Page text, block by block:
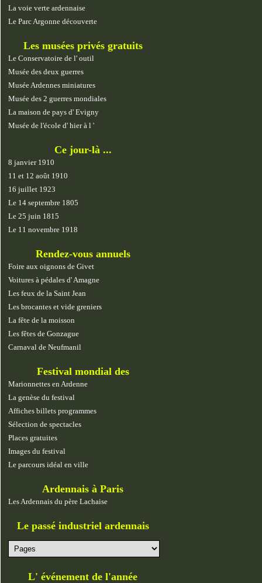
La voie verte ardennaise
Le Parc Argonne découverte
Les musées privés gratuits
Le Conservatoire de l' outil
Musée des deux guerres
Musée Ardennes miniatures
Musée des 2 guerres mondiales
La maison de pays d' Evigny
Musée de l'école d' hier à l '
Ce jour-là ...
8 janvier 1910
11 et 12 août 1910
16 juillet 1923
Le 14 septembre 1805
Le 25 juin 1815
Le 11 novembre 1918
Rendez-vous annuels
Foire aux oignons de Givet
Voitures à pédales d' Amagne
Les feux de la Saint Jean
Les brocantes et vide greniers
La fête de la moisson
Les fêtes de Gonzague
Carnaval de Neufmanil
Festival mondial des
marionnettes
Marionnettes en Ardenne
La genèse du festival
Affiches billets programmes
Sélection de spectacles
Places gratuites
Images du festival
Le parcours idéal en ville
Ardennais à Paris
Les Ardennais du père Lachaise
Le passé industriel ardennais
L' événement de l'année